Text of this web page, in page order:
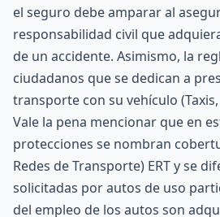
el seguro debe amparar al
responsabilidad civil que
de un accidente. Asimismo, la
ciudadanos que se dedican a
transporte con su vehículo
Vale la pena mencionar que en
protecciones se nombran
Redes de Transporte) ERT y se
solicitadas por autos de uso
del empleo de los autos son